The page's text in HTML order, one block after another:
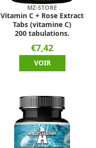
MZ-STORE
Vitamin C + Rose Extract
Tabs (vitamine C)
200 tabulations.
€7,42
VOIR